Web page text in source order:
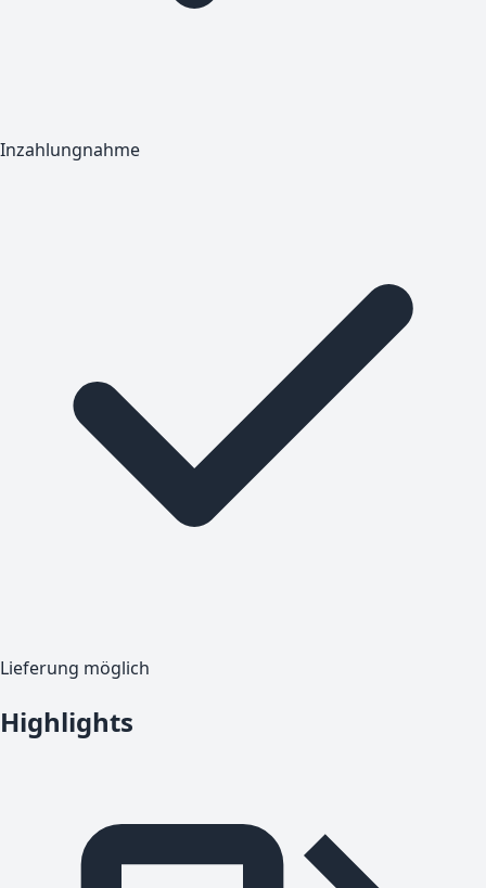
Inzahlungnahme
Lieferung möglich
Highlights